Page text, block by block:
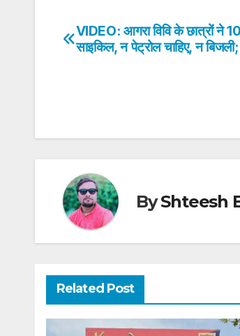
s
A
e
b
er e
dI
e
st
e
Post
VIDEO: आगरा विवि के छात्रों ने
साइकिल, न पेट्रोल चाहिए, न
ByShteesh
Related Post